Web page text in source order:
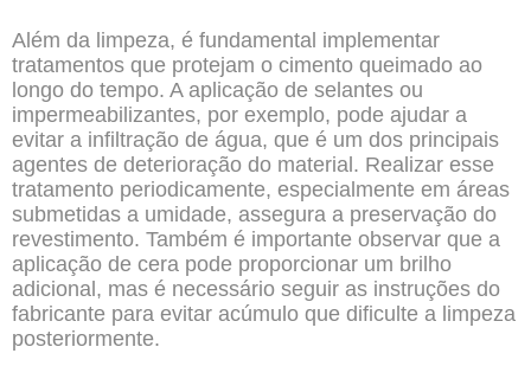
Além da limpeza, é fundamental implementar
tratamentos que protejam o cimento queimado ao
longo do tempo. A aplicação de selantes ou
impermeabilizantes, por exemplo, pode ajudar a
evitar a infiltração de água, que é um dos principais
agentes de deterioração do material. Realizar esse
tratamento periodicamente, especialmente em áreas
submetidas a umidade, assegura a preservação do
revestimento. Também é importante observar que a
aplicação de cera pode proporcionar um brilho
adicional, mas é necessário seguir as instruções do
fabricante para evitar acúmulo que dificulte a limpeza
posteriormente.